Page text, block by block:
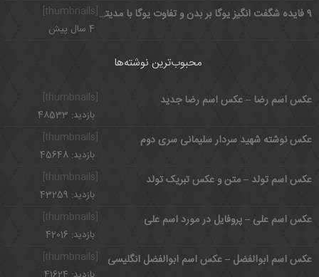
9 فایده شگفت انگیز یوگا بر بدن و تفاوت یوگا با مدیتیشن
4 سال پیش
محبوب‌ترین نوشته‌ها
عکس اسم رضا – عکس اسم رضا جدید
بازدید: 48533
[thumbnails]
عکس نوشته شهید سردار سلیمانی سری دوم
بازدید: 45648
عکس اسم تولد – متن و عکس تبریک تولد
بازدید: 43259
عکس اسم علی – پروفایل در مورد اسم علی
بازدید: 42016
عکس اسم ابوالفضل – عکس اسم ابوالفضل انگلیسی